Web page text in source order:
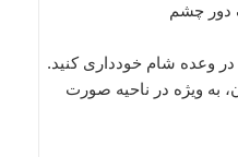
دور چشم
وعده شام خودداری کنید.
ویژه در ناحیه صورت